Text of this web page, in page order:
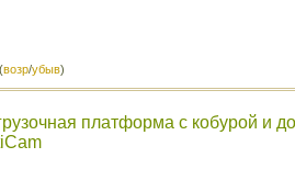
возр/убыв)
платформа с кобурой и